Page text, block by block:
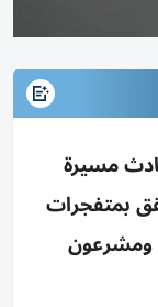
مسيرة
بمتفجرات
ومشرعون